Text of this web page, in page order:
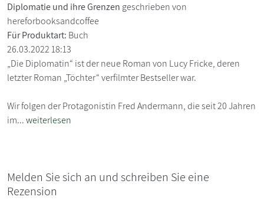
Diplomatie und ihre Grenzen geschrieben von
hereforbooksandcoffee
Für Produktart: Buch
26.03.2022 18:13
„Die Diplomatin“ ist der neue Roman von Lucy Fricke, deren
letzter Roman „Töchter“ verfilmter Bestseller war.
Wir folgen der Protagonistin Fred Andermann, die seit 20 Jahren
im...weiterlesen
Melden Sie sich an und schreiben Sie eine
Rezension